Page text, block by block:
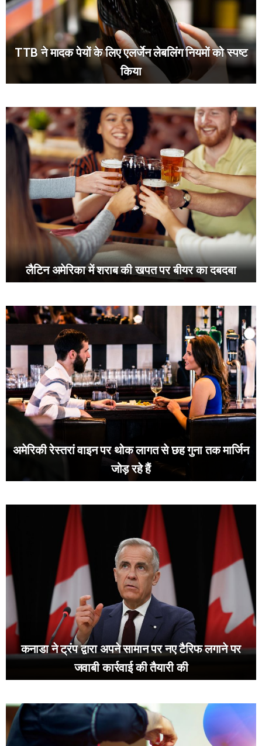
TTB ने मादक पेयों के लिए एलर्जेन लेबलिंग नियमों को स्पष्ट
किया
लैटिन अमेरिका में शराब की खपत पर बीयर का दबदबा
अमेरिकी रेस्तरां वाइन पर थोक लागत से छह गुना तक मार्जिन
जोड़ रहे हैं
कनाडा ने ट्रंप द्वारा अपने सामान पर नए टैरिफ लगाने पर
जवाबी कार्रवाई की तैयारी की